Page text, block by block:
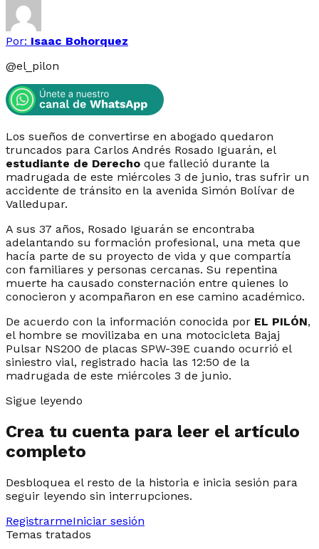
Por: Isaac Bohorquez
@el_pilon
Los sueños de convertirse en abogado quedaron
truncados para Carlos Andrés Rosado Iguarán, el
estudiante de Derecho que falleció durante la
madrugada de este miércoles 3 de junio, tras sufrir un
accidente de tránsito en la avenida Simón Bolívar de
Valledupar.
A sus 37 años, Rosado Iguarán se encontraba
adelantando su formación profesional, una meta que
hacía parte de su proyecto de vida y que compartía
con familiares y personas cercanas. Su repentina
muerte ha causado consternación entre quienes lo
conocieron y acompañaron en ese camino académico.
De acuerdo con la información conocida por EL PILÓN,
el hombre se movilizaba en una motocicleta Bajaj
Pulsar NS200 de placas SPW-39E cuando ocurrió el
siniestro vial, registrado hacia las 12:50 de la
madrugada de este miércoles 3 de junio.
Sigue leyendo
Crea tu cuenta para leer el artículo
completo
Desbloquea el resto de la historia e inicia sesión para
seguir leyendo sin interrupciones.
RegistrarmeIniciar sesión
Temas tratados